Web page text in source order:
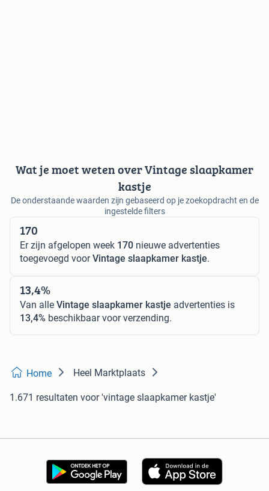
Wat je moet weten over Vintage slaapkamer
kastje
De onderstaande waarden zijn gebaseerd op je zoekopdracht en de
ingestelde filters
170
Er zijn afgelopen week 170 nieuwe advertenties
toegevoegd voorVintage slaapkamer kastje.
13,4%
Van alle Vintage slaapkamer kastje advertenties is
13,4% beschikbaar voor verzending.
Home Heel Marktplaats
1.671 resultaten voor 'vintage slaapkamer kastje'